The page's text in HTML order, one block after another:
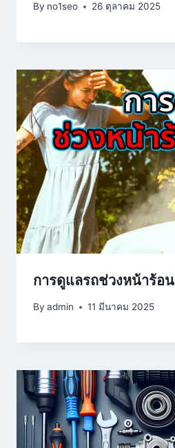
By no1seo 26 ตุลาคม 2025
การดูแลรถช่วงหน้าร้อน
By admin 11 มีนาคม 2025